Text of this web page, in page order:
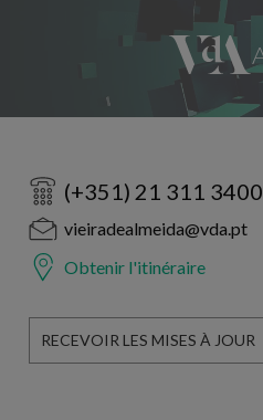
(+351) 21 311 3400
vieiradealmeida@vda.pt
Obtenir l'itinéraire
RECEVOIR LES MISES À JOUR